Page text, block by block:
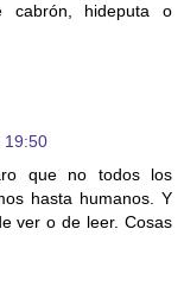
cabrón, hideputa o
19:50
que no todos los
hasta humanos. Y
ver o de leer. Cosas